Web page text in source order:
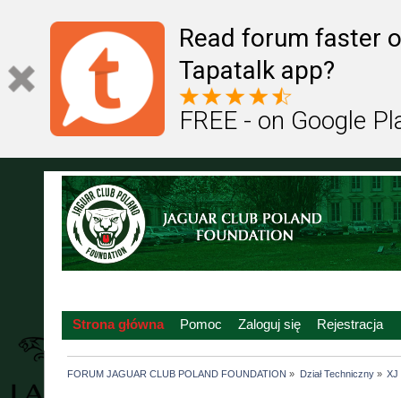
Read forum faster
Tapatalk app?
FREE - on Google
Strona główna Pomoc Zaloguj się Rejestracja
FORUM JAGUAR CLUB POLAND FOUNDATION » Dział Techniczny» XJ